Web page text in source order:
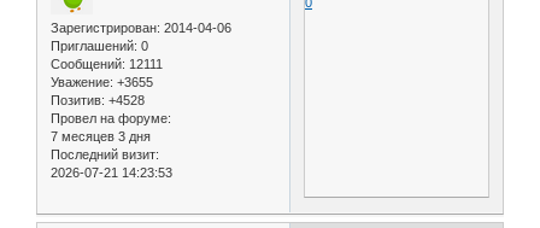
Зарегистрирован: 2014-04-06
Приглашений: 0
Сообщений: 12111
Уважение: +3655
Позитив: +4528
Провел на форуме:
7 месяцев 3 дня
Последний визит:
2026-07-21 14:23:53